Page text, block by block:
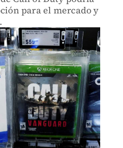
para el mercado y